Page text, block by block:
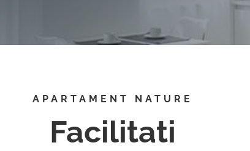
APARTAMENT NATURE
Facilitati